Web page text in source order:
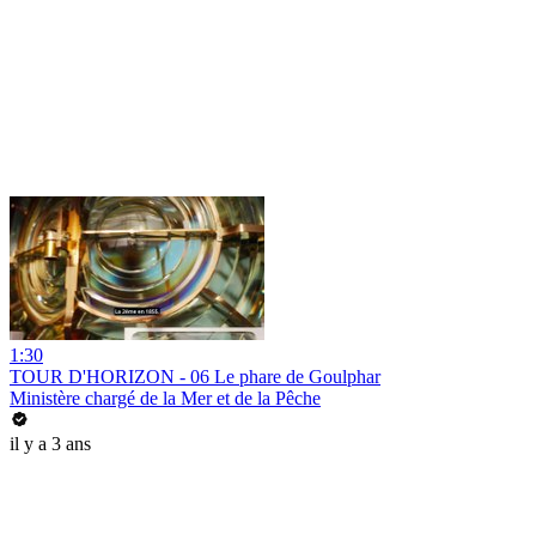
1:30
TOUR D'HORIZON - 06 Le phare de Goulphar
Ministère chargé de la Mer et de la Pêche
il y a 3 ans